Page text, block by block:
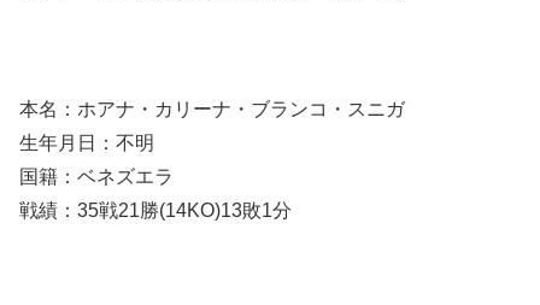
本名：ホアナ・カリーナ・ブランコ・スニガ
生年月日：不明
国籍：ベネズエラ
戦績：35戦21勝(14KO)13敗1分